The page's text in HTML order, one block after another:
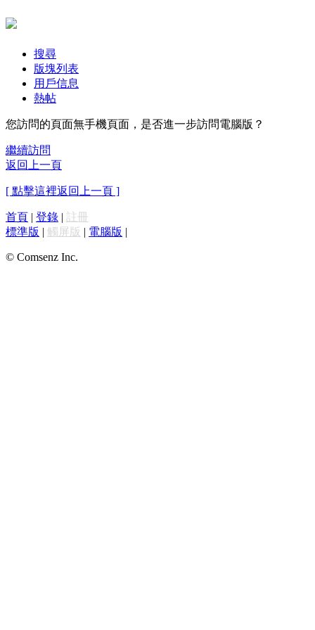
搜尋
版塊列表
用戶信息
熱帖
您訪問的頁面無手機頁面，是否進一步訪問電腦版？
繼續訪問
返回上一頁
[ 點擊這裡返回上一頁 ]
首頁 | 登錄 | 註冊
標準版 | 觸屏版 | 電腦版 |
© Comsenz Inc.